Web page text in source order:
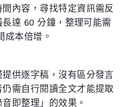
內容，尋找特定資訊需反
達 60 分鐘，整理可能需
成本倍增。
供逐字稿，沒有區分發言
需自行閱讀全文才能提取
即整理」的效果。